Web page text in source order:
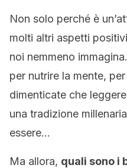
Non solo perché è
molti altri aspetti
noi nemmeno
per nutrire la mente,
dimenticate che
una tradizione
essere…
Ma allora, quali sono i